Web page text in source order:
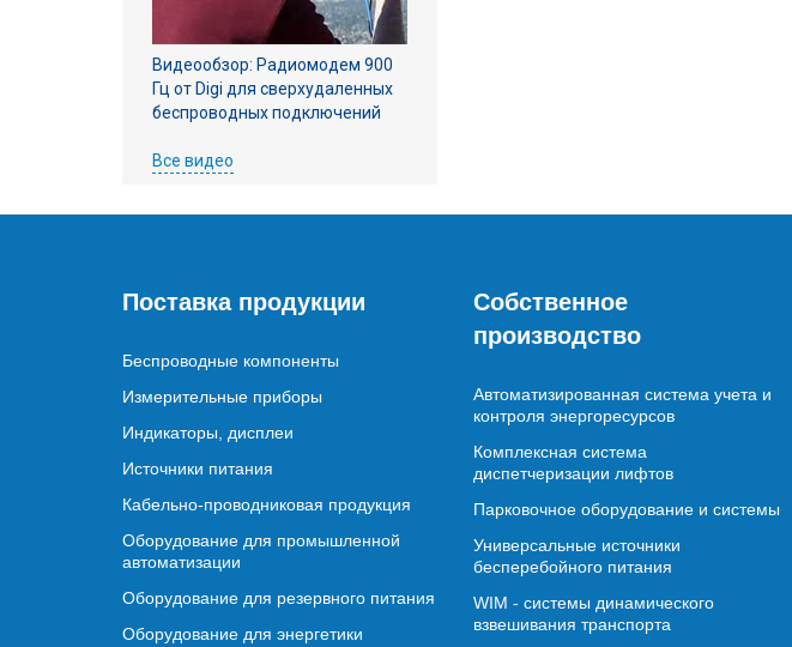
Видеообзор: Радиомодем 900
Гц от Digi для сверхудаленных
беспроводных подключений
Все видео
Поставка продукции
Беспроводные компоненты
Измерительные приборы
Индикаторы, дисплеи
Источники питания
Кабельно-проводниковая продукция
Оборудование для промышленной
автоматизации
Оборудование для резервного питания
Оборудование для энергетики
Собственное
производство
Автоматизированная система учета и
контроля энергоресурсов
Комплексная система
диспетчеризации лифтов
Парковочное оборудование и системы
Универсальные источники
бесперебойного питания
WIM - системы динамического
взвешивания транспорта